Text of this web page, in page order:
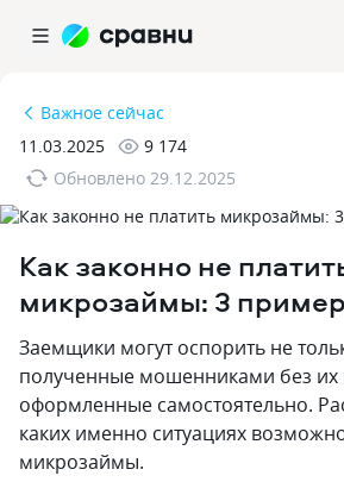
Важное сейчас
11.03.2025
9 174
Обновлено 29.12.2025
Как законно не
микрозаймы: 3
Заемщики могут оспорить не
полученные мошенниками без их
оформленные самостоятельно.
каких именно ситуациях
микрозаймы.